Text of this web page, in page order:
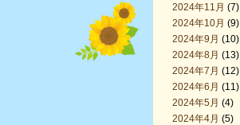
2024年11月 (7)
2024年10月 (9)
2024年9月 (10)
2024年8月 (13)
2024年7月 (12)
2024年6月 (11)
2024年5月 (4)
2024年4月 (5)